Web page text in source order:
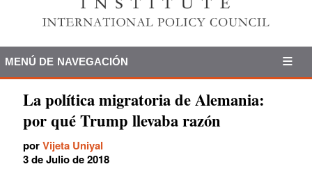
MENÚ DE NAVEGACIÓN
La política migratoria de Alemania:
por qué Trump llevaba razón
porVijeta Uniyal
3 de Julio de 2018